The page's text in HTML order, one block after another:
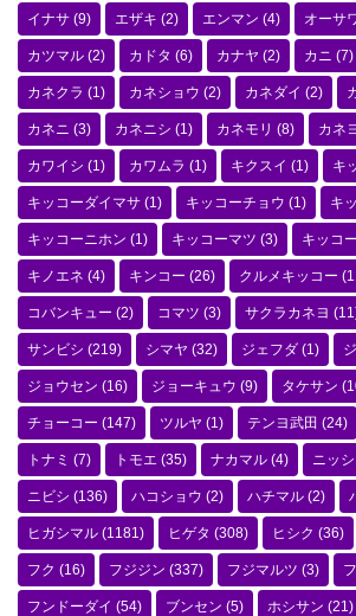
イナサ (9) エザキ (2) エンマン (4) オーサ
カツマル (2) カドタ (6) カナヤ (2) カニ (7)
カネクラ (1) カネショウ (2) カネダイ (2)
カネニ (3) カネニシ (1) カネモリ (8) カネ
カワイシ (1) カワムラ (1) キクスイ (1) キ
キッコーダイマサ (1) キッコーチョウ (1) キ
キッコーニホン (1) キッコーマツ (3) キッコ
キノエネ (4) キンコー (26) クルメキッコー
コバンキュー (2) コマツ (3) サクラカネヨ
サンビシ (219) シマヤ (32) ジェフダ (1)
ジョウセン (16) ジョーキュウ (9) タケサン
チョーコー (147) ツルヤ (1) テンヨ武田 (24)
トナミ (7) トモエ (35) ナカマル (4) ニッ
ニビシ (136) ハコショウ (2) ハチマル (2)
ヒガシマル (1181) ヒゲタ (308) ヒシク (36)
フク (16) フジジン (337) フジマルツ (3)
フンドーダイ (54) ブンセン (5) ホシサン (21)